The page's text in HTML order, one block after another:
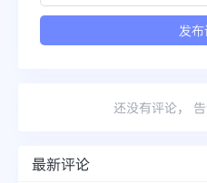
还没有评论，
最新评论